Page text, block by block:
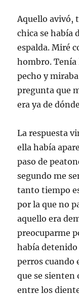
Aquello avivó,
chica se había
espalda. Miré
hombro. Tenía
pecho y
pregunta que
era ya de
La respuesta
ella había
paso de
segundo me
tanto tiempo
por la que no
aquello era
preocuparme
había
perros cuando
que se sienten
entre los